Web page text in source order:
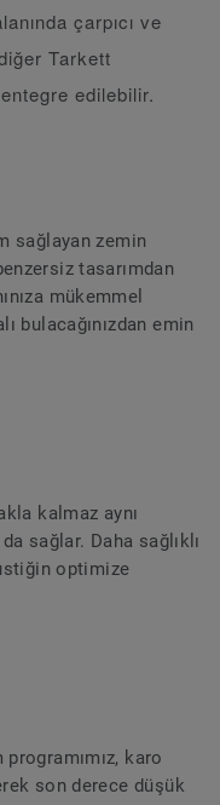
çarpıcı ve
Tarkett
edilebilir.
sağlayan zemin
tasarımdan
mükemmel
bulacağınızdan emin
kalmaz aynı
sağlar. Daha sağlıklı
optimize
karo
son derece düşük